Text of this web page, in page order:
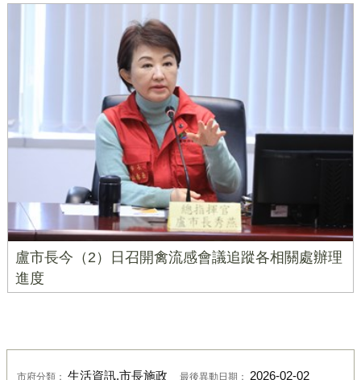
盧市長今（2）日召開禽流感會議追蹤各相關處辦理
進度
市府分類： 生活資訊,市長施政 最後異動日期： 2026-02-02